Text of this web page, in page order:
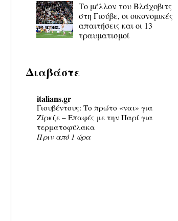
Το μέλλον του Βλάχοβιτς
στη Γιούβε, οι οικονομικές
απαιτήσεις και οι 13
τραυματισμοί
Διαβάστε
italians.gr
Γιουβέντους: Το πρώτο «ναι» για
Ζίρκζε – Επαφές με την Παρί για
τερματοφύλακα
Πριν από 1 ώρα